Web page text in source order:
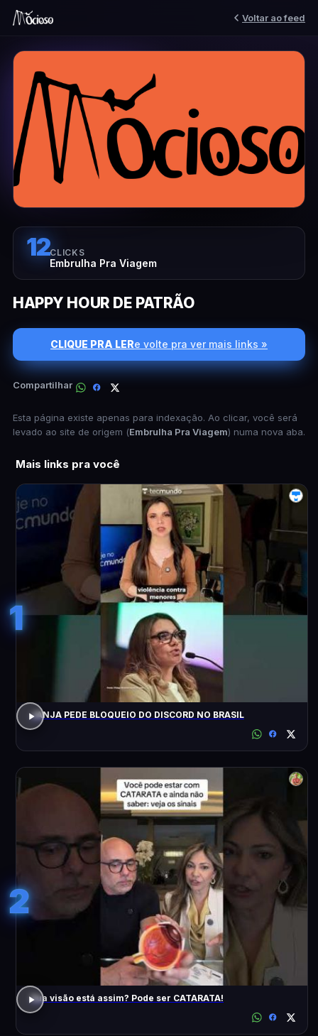
Voltar ao feed
12CLICKS
Embrulha Pra Viagem
HAPPY HOUR DE PATRÃO
CLIQUE PRA LERe volte pra ver mais links »
Compartilhar
Esta página existe apenas para indexação. Ao clicar, você será
levado ao site de origem (Embrulha Pra Viagem) numa nova aba.
Mais links pra você
1
JANJA PEDE BLOQUEIO DO DISCORD NO BRASIL
2
Sua visão está assim? Pode ser CATARATA!